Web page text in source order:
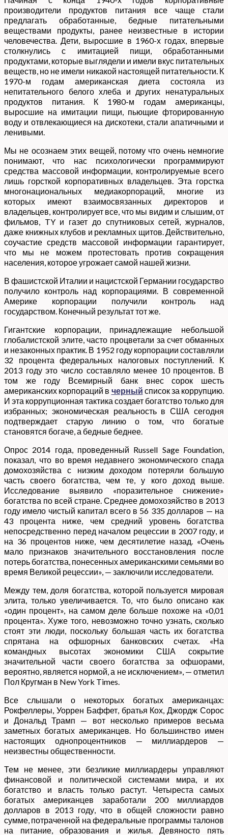
производители продуктов питания все чаще стали
предлагать обработанные, бедные питательными
веществами продукты, ранее неизвестные в истории
человечества. Дети, выросшие в 1960-х годах, впервые
столкнулись с имитацией пищи, обработанными
продуктами, которые выглядели и имели вкус питательных
веществ, но не имели никакой настоящей питательности. К
1970-м годам американская диета состояла из
непитательного белого хлеба и других ненатуральных
продуктов питания. К 1980-м годам американцы,
выросшие на имитации пищи, пьющие фторированную
воду и отвлекающиеся на дискотеки, стали апатичными и
ленивыми.
Мы не осознаем этих вещей, потому что очень немногие
понимают, что нас психологически программируют
средства массовой информации, контролируемые всего
лишь горсткой корпоративных владельцев. Эта горстка
многонациональных медиакорпораций, многие из
которых имеют взаимосвязанных директоров и
владельцев, контролирует все, что мы видим и слышим, от
фильмов, TY и газет до спутниковых сетей, журналов,
даже книжных клубов и рекламных щитов. Действительно,
соучастие средств массовой информации гарантирует,
что мы не можем протестовать против сокращения
населения, которое угрожает самой нашей жизни.
В фашистской Италии и нацистской Германии государство
получило контроль над корпорациями. В современной
Америке корпорации получили контроль над
государством. Конечный результат тот же.
Гигантские корпорации, принадлежащие небольшой
глобалистской элите, часто процветали за счет обманных
и незаконных практик. В 1952 году корпорации составляли
32 процента федеральных налоговых поступлений. К
2013 году это число составляло менее 10 процентов. В
том же году Всемирный банк внес сорок шесть
американских корпораций в черный список за коррупцию.
И эта коррупционная тактика создает богатство только для
избранных; экономическая реальность в США сегодня
подтверждает старую линию о том, что богатые
становятся богаче, а бедные беднее.
Опрос 2014 года, проведенный Russell Sage Foundation,
показал, что во время недавнего экономического спада
домохозяйства с низким доходом потеряли большую
часть своего богатства, чем те, у кого доход выше.
Исследование выявило «поразительное снижение»
богатства по всей стране. Среднее домохозяйство в 2013
году имело чистый капитал всего в 56 335 долларов — на
43 процента ниже, чем средний уровень богатства
непосредственно перед началом рецессии в 2007 году, и
на 36 процентов ниже, чем десятилетие назад. «Очень
мало признаков значительного восстановления после
потерь богатства, понесенных американскими семьями во
время Великой рецессии», — заключили исследователи.
Между тем, доля богатства, которой пользуется мировая
элита, только увеличивается. То, что было описано как
«один процент», на самом деле больше похоже на «0,01
процента». Хуже того, невозможно точно узнать, сколько
стоят эти люди, поскольку большая часть их богатства
спрятана на офшорных банковских счетах. «На
командных высотах экономики США сокрытие
значительной части своего богатства за офшорами,
вероятно, является нормой, а не исключением», — отметил
Пол Кругман в New York Times.
Все слышали о некоторых богатых американцах:
Рокфеллеры, Уоррен Баффет, братья Кох, Джордж Сорос
и Дональд Трамп — вот несколько примеров весьма
заметных богатых американцев. Но большинство имен
настоящих однопроцентников — миллиардеров —
неизвестны общественности.
Тем не менее, эти безликие миллиардеры управляют
финансовой и политической системами мира, и их
богатство и власть только растут. Четыреста самых
богатых американцев заработали 200 миллиардов
долларов в 2013 году, что в общей сложности равно
сумме, потраченной на федеральные программы талонов
на питание, образования и жилья. Девяносто пять